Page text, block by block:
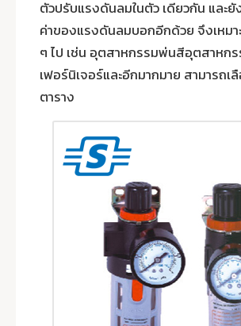
ตัวปรับแรงดันลมในตัว เดียวกัน และ
ค่าของแรงดันลมบอกอีกด้วย จึงเหมา
ๆ ไป เช่น อุตสาหกรรมพ่นสีอุตสาหก
เฟอร์นิเจอร์และอีกมากมาย สามารถเ
ตาราง